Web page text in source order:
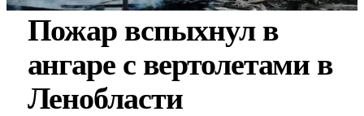
Пожар вспыхнул в
ангаре с вертолетами в
Ленобласти